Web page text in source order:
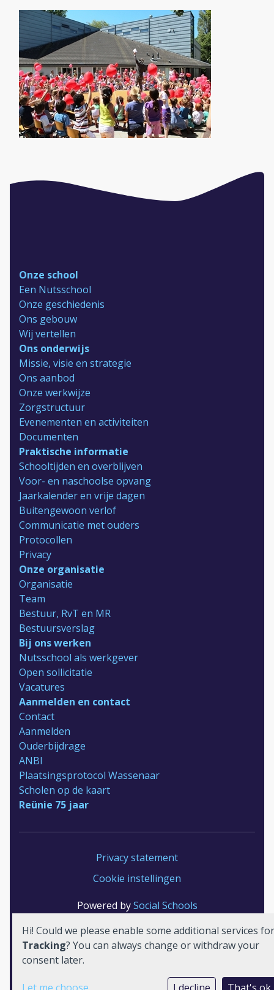
Onze school
Een Nutsschool
Onze geschiedenis
Ons gebouw
Wij vertellen
Ons onderwijs
Missie, visie en strategie
Ons aanbod
Onze werkwijze
Zorgstructuur
Evenementen en activiteiten
Documenten
Praktische informatie
Schooltijden en overblijven
Voor- en naschoolse opvang
Jaarkalender en vrije dagen
Buitengewoon verlof
Communicatie met ouders
Protocollen
Privacy
Onze organisatie
Organisatie
Team
Bestuur, RvT en MR
Bestuursverslag
Bij ons werken
Nutsschool als werkgever
Open sollicitatie
Vacatures
Aanmelden en contact
Contact
Aanmelden
Ouderbijdrage
ANBI
Plaatsingsprotocol Wassenaar
Scholen op de kaart
Reünie 75 jaar
Privacy statement
Cookie instellingen
Powered bySocial Schools
Hi! Could we please enable some additional services for
Tracking? You can always change or withdraw your
consent later.